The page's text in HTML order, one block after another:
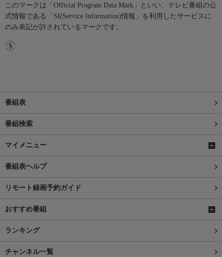
このマークは「Official Program Data Mark」といい、テレビ番組の公
式情報である「SI(Service Information)情報」を利用したサービスに
のみ表記が許されているマークです。
番組表
番組検索
マイメニュー
番組表ヘルプ
リモート録画予約ガイド
おすすめ番組
ランキング
チャンネル一覧